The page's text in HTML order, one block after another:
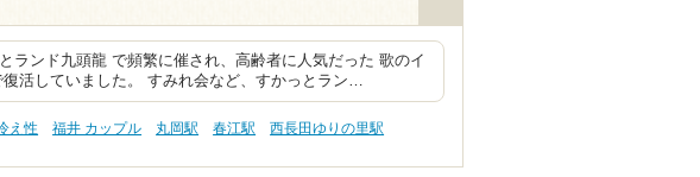
ランド九頭龍 で頻繁に催され、高齢者に人気だった 歌のイ
活していました。 すみれ会など、すかっとラン…
え性 福井 カップル 丸岡駅 春江駅
西長田ゆりの里駅